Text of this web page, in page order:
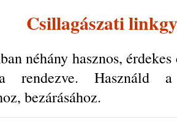
Csillagászati
néhány hasznos,
rendezve. Használd
bezárásához.